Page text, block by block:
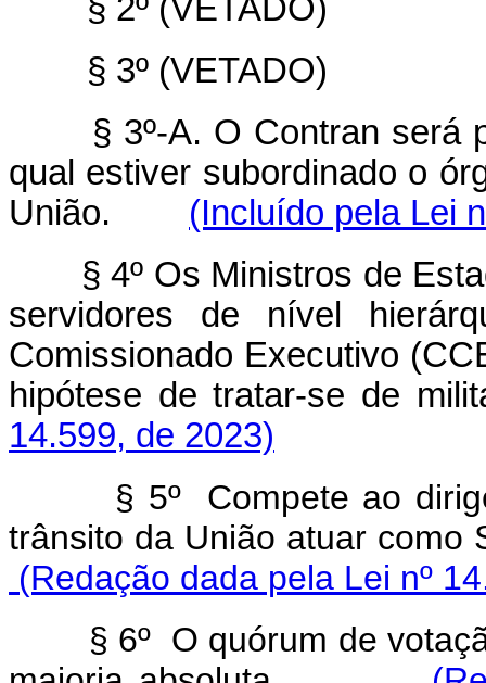
§ 2º (VETADO)
§ 3º (VETADO)
§ 3º-A. O Contran será
qual estiver subordinado o
União. (Incluído pela Lei
§ 4º Os Ministros de
servidores de nível
Comissionado Executivo
hipótese de tratar-se de
14.599, de 2023)
§ 5º Compete ao
trânsito da União atuar
(Redação dada pela Lei nº
§ 6º O quórum de